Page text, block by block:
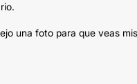
una foto para que veas